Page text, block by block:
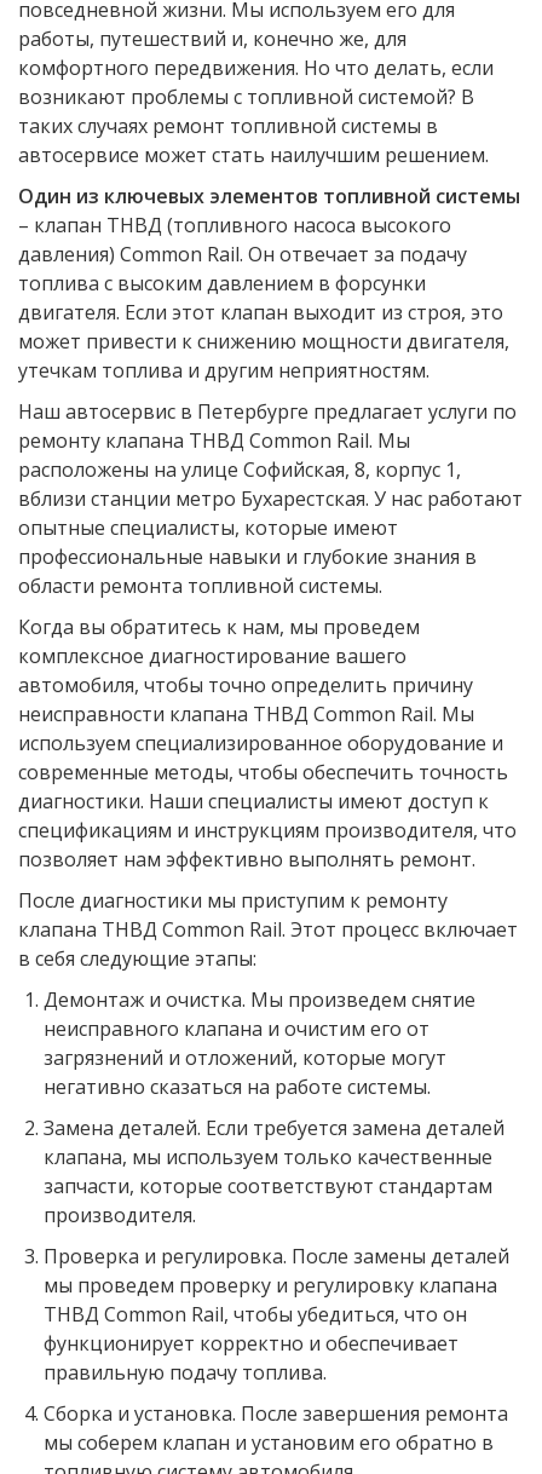
повседневной жизни. Мы используем его для
работы, путешествий и, конечно же, для
комфортного передвижения. Но что делать, если
возникают проблемы с топливной системой? В
таких случаях ремонт топливной системы в
автосервисе может стать наилучшим решением.
Один из ключевых элементов топливной системы
– клапан ТНВД (топливного насоса высокого
давления) Common Rail. Он отвечает за подачу
топлива с высоким давлением в форсунки
двигателя. Если этот клапан выходит из строя, это
может привести к снижению мощности двигателя,
утечкам топлива и другим неприятностям.
Наш автосервис в Петербурге предлагает услуги по
ремонту клапана ТНВД Common Rail. Мы
расположены на улице Софийская, 8, корпус 1,
вблизи станции метро Бухарестская. У нас работают
опытные специалисты, которые имеют
профессиональные навыки и глубокие знания в
области ремонта топливной системы.
Когда вы обратитесь к нам, мы проведем
комплексное диагностирование вашего
автомобиля, чтобы точно определить причину
неисправности клапана ТНВД Common Rail. Мы
используем специализированное оборудование и
современные методы, чтобы обеспечить точность
диагностики. Наши специалисты имеют доступ к
спецификациям и инструкциям производителя, что
позволяет нам эффективно выполнять ремонт.
После диагностики мы приступим к ремонту
клапана ТНВД Common Rail. Этот процесс включает
в себя следующие этапы:
Демонтаж и очистка. Мы произведем снятие
неисправного клапана и очистим его от
загрязнений и отложений, которые могут
негативно сказаться на работе системы.
Замена деталей. Если требуется замена деталей
клапана, мы используем только качественные
запчасти, которые соответствуют стандартам
производителя.
Проверка и регулировка. После замены деталей
мы проведем проверку и регулировку клапана
ТНВД Common Rail, чтобы убедиться, что он
функционирует корректно и обеспечивает
правильную подачу топлива.
Сборка и установка. После завершения ремонта
мы соберем клапан и установим его обратно в